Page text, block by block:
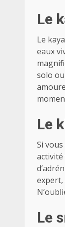
Le
Le
eaux
solo
Le
Si
activité
expert,
Le